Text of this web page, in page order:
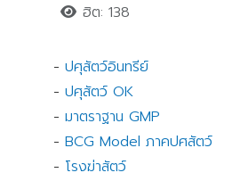
ฮิต: 138
-ปศุสัตว์อินทรีย์
-ปศุสัตว์ OK
-มาตราฐาน GMP
-BCG Model ภาคปศสัตว์
- โรงฆ่าสัตว์